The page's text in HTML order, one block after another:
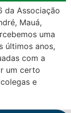
da Associação
Mauá,
uma
últimos anos,
com a
um certo
e